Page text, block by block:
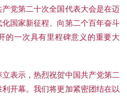
产党第二十次全国代表大会是在迈
化国家新征程、向第二个百年奋斗
的一次具有里程碑意义的重要大
表示，热烈祝贺中国共产党第二
利开幕。我们将更加紧密团结在以